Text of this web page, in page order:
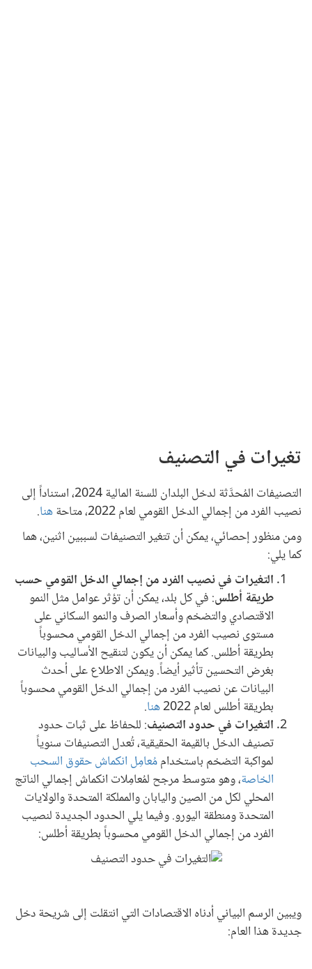
تغيرات في التصنيف
التصنيفات المُحدَّثة لدخل البلدان للسنة المالية 2024، استناداً إلى
نصيب الفرد من إجمالي الدخل القومي لعام 2022، متاحة
هنا.
ومن منظور إحصائي، يمكن أن تتغير التصنيفات لسببين اثنين، هما
كما يلي:
التغيرات في نصيب الفرد من إجمالي الدخل القومي حسب
طريقة أطلس: في كل بلد، يمكن أن تؤثر عوامل مثل النمو
الاقتصادي والتضخم وأسعار الصرف والنمو السكاني على
مستوى نصيب الفرد من إجمالي الدخل القومي محسوباً
بطريقة أطلس. كما يمكن أن يكون لتنقيح الأساليب والبيانات
بغرض التحسين تأثير أيضاً. ويمكن الاطلاع على أحدث
البيانات عن نصيب الفرد من إجمالي الدخل القومي محسوباً
بطريقة أطلس لعام 2022
هنا.
التغيرات في حدود التصنيف: للحفاظ على ثبات حدود
تصنيف الدخل بالقيمة الحقيقية، تُعدل التصنيفات سنوياً
لمواكبة التضخم باستخداممُعامِل انكماش حقوق السحب
الخاصة، وهو متوسط مرجح لمُعامِلات انكماش إجمالي الناتج
المحلي لكل من الصين واليابان والمملكة المتحدة والولايات
المتحدة ومنطقة اليورو. وفيما يلي الحدود الجديدة لنصيب
الفرد من إجمالي الدخل القومي محسوباً بطريقة أطلس:
ويبين الرسم البياني أدناه الاقتصادات التي انتقلت إلى شريحة دخل
جديدة هذا العام: